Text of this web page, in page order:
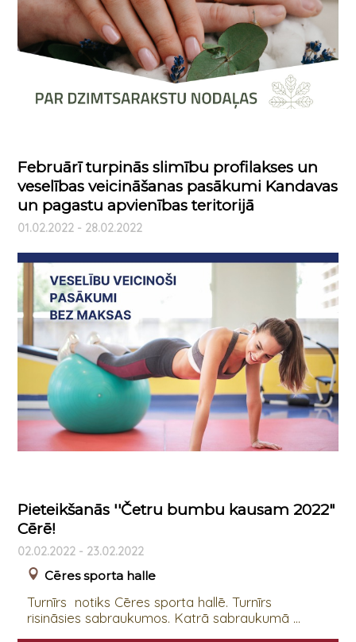
Februārī turpinās slimību profilakses un
veselības veicināšanas pasākumi Kandavas
un pagastu apvienības teritorijā
01.02.2022 - 28.02.2022
Pieteikšanās ''Četru bumbu kausam 2022"
Cērē!
02.02.2022 - 23.02.2022
Cēres sporta halle
Turnīrs notiks Cēres sporta hallē. Turnīrs
risināsies sabraukumos. Katrā sabraukumā ...